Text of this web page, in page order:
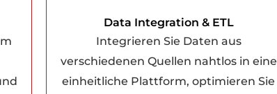
Data Integration & ETL
Integrieren Sie Daten aus
verschiedenen Quellen nahtlos in eine
einheitliche Plattform, optimieren Sie